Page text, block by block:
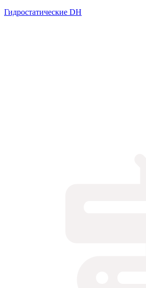
Гидростатические DH